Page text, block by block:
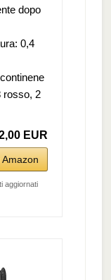
dopo
0,4
rosso, 2
EUR
Amazon
aggiornati